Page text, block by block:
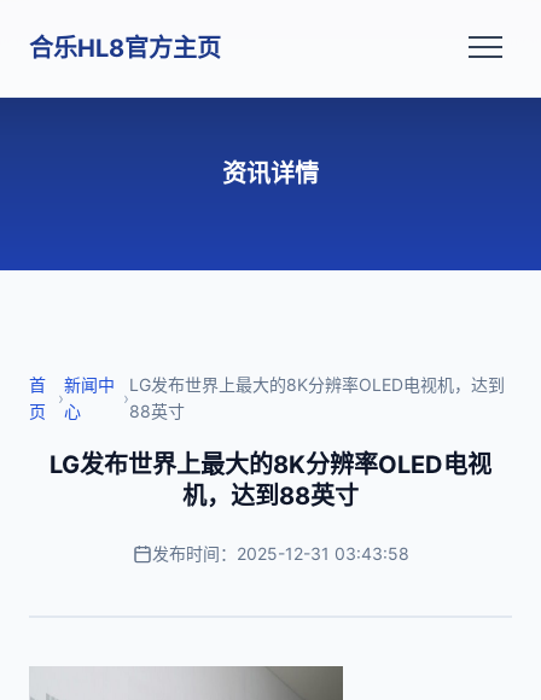
合乐HL8官方主页
资讯详情
首
页
›
新闻中
心
›
LG发布世界上最大的8K分辨率OLED电视机，达到
88英寸
LG发布世界上最大的8K分辨率OLED电视
机，达到88英寸
发布时间：2025-12-31 03:43:58